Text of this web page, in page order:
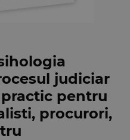
judiciar
pentru
procurori,